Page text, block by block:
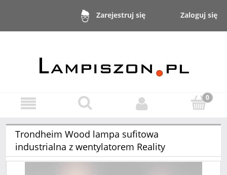
Zarejestruj się Zaloguj się
Trondheim Wood lampa sufitowa
industrialna z wentylatorem Reality